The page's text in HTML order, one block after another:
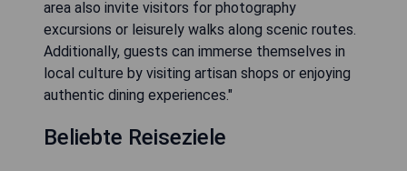
area also invite visitors for photography
excursions or leisurely walks along scenic routes.
Additionally, guests can immerse themselves in
local culture by visiting artisan shops or enjoying
authentic dining experiences."
Beliebte Reiseziele